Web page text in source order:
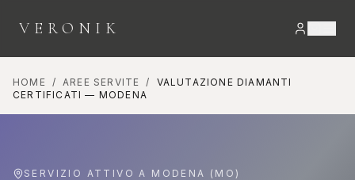
VERONIK
HOME / AREE SERVITE /
VALUTAZIONE DIAMANTI
CERTIFICATI — MODENA
SERVIZIO ATTIVO A MODENA ( MO)